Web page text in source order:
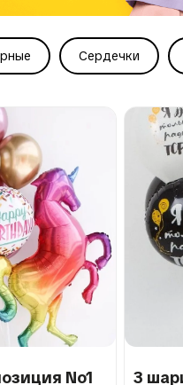
Сердечки
No1
3